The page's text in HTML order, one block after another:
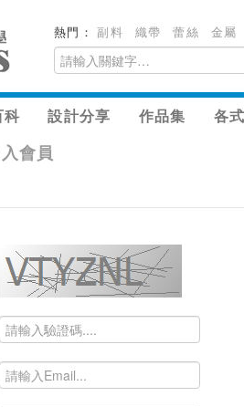
熱門：副料 織帶 蕾絲 金屬
科 設計分享 作品集 各
會員